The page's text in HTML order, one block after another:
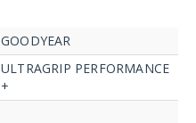
GOODYEAR
ULTRAGRIP PERFORMANCE
+